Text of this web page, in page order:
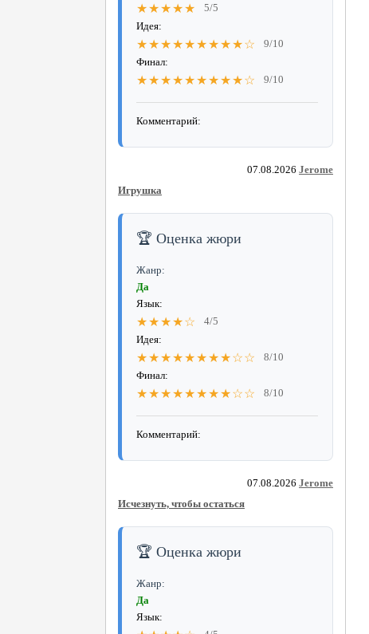
★★★★★
5/5
Идея:
★★★★★★★★★☆
9/10
Финал:
★★★★★★★★★☆ 9/10
Комментарий:
07.08.2026 Jerome
Игрушка
🏆 Оценка жюри
Жанр:
Да
Язык:
★★★★☆
4/5
Идея:
★★★★★★★★☆☆
8/10
Финал:
★★★★★★★★☆☆ 8/10
Комментарий:
07.08.2026 Jerome
Исчезнуть, чтобы остаться
🏆 Оценка жюри
Жанр:
Да
Язык: